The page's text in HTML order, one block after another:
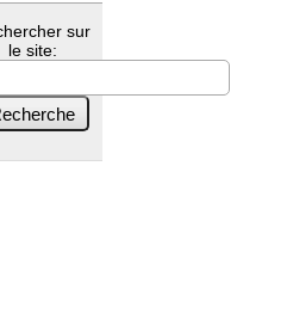
sur
le site: